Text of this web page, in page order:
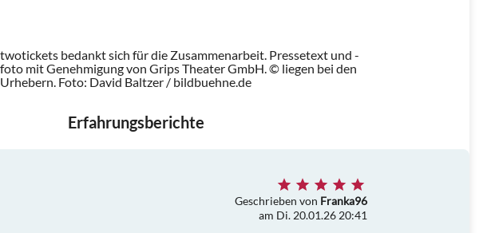
twotickets bedankt sich für die Zusammenarbeit. Pressetext und -
foto mit Genehmigung von Grips Theater GmbH. © liegen bei den
Urhebern. Foto: David Baltzer / bildbuehne.de
Erfahrungsberichte
Geschrieben von Franka96
am Di. 20.01.26 20:41